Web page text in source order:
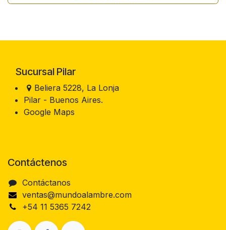
Sucursal Pilar
Beliera 5228, La Lonja
Pilar - Buenos Aires.
Google Maps
Contáctenos
Contáctanos
ventas@mundoalambre.com
+54 11 5365 7242